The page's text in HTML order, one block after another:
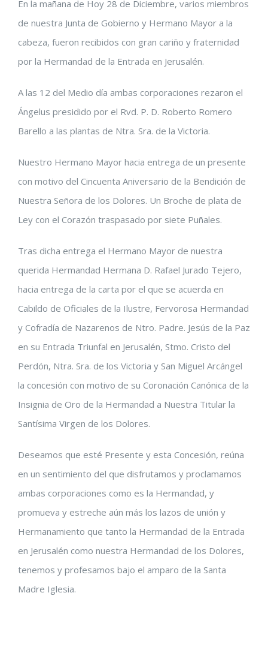
imagen
más
grande
En la mañana de Hoy 28 de Diciembre, varios miembros
de nuestra Junta de Gobierno y Hermano Mayor a la
cabeza, fueron recibidos con gran cariño y fraternidad
por la Hermandad de la Entrada en Jerusalén.
A las 12 del Medio día ambas corporaciones rezaron el
Ángelus presidido por el Rvd. P. D. Roberto Romero
Barello a las plantas de Ntra. Sra. de la Victoria.
Nuestro Hermano Mayor hacia entrega de un presente
con motivo del Cincuenta Aniversario de la Bendición de
Nuestra Señora de los Dolores. Un Broche de plata de
Ley con el Corazón traspasado por siete Puñales.
Tras dicha entrega el Hermano Mayor de nuestra
querida Hermandad Hermana D. Rafael Jurado Tejero,
hacia entrega de la carta por el que se acuerda en
Cabildo de Oficiales de la Ilustre, Fervorosa Hermandad
y Cofradía de Nazarenos de Ntro. Padre. Jesús de la Paz
en su Entrada Triunfal en Jerusalén, Stmo. Cristo del
Perdón, Ntra. Sra. de los Victoria y San Miguel Arcángel
la concesión con motivo de su Coronación Canónica de la
Insignia de Oro de la Hermandad a Nuestra Titular la
Santísima Virgen de los Dolores.
Deseamos que esté Presente y esta Concesión, reúna
en un sentimiento del que disfrutamos y proclamamos
ambas corporaciones como es la Hermandad, y
promueva y estreche aún más los lazos de unión y
Hermanamiento que tanto la Hermandad de la Entrada
en Jerusalén como nuestra Hermandad de los Dolores,
tenemos y profesamos bajo el amparo de la Santa
Madre Iglesia.